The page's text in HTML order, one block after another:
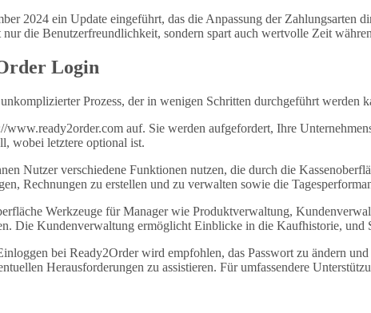
2024 ein Update eingeführt, das die Anpassung der
die Benutzerfreundlichkeit, sondern spart auch wertvolle Zeit
Login
Prozess, der in wenigen Schritten durchgeführt
www.ready2order.com auf. Sie werden aufgefordert, Ihre
wobei letztere optional ist.
Nutzer verschiedene Funktionen nutzen, die durch die
Rechnungen zu erstellen und zu verwalten sowie die
Werkzeuge für Manager wie Produktverwaltung,
Die Kundenverwaltung ermöglicht Einblicke in die Kaufhistorie,
bei Ready2Order wird empfohlen, das Passwort zu ändern
Herausforderungen zu assistieren. Für umfassendere